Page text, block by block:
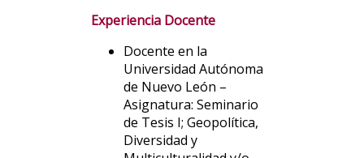
Experiencia Docente
Docente en la
Universidad Autónoma
de Nuevo León –
Asignatura: Seminario
de Tesis I; Geopolítica,
Diversidad y